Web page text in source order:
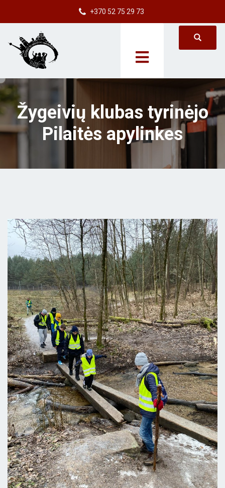
+370 52 75 29 73
Žygeivių klubas tyrinėjo
Pilaitės apylinkes